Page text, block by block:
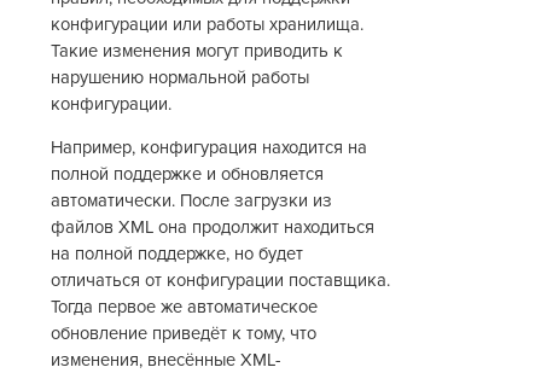
конфигурации или работы хранилища.
Такие изменения могут приводить к
нарушению нормальной работы
конфигурации.
Например, конфигурация находится на
полной поддержке и обновляется
автоматически. После загрузки из
файлов XML она продолжит находиться
на полной поддержке, но будет
отличаться от конфигурации поставщика.
Тогда первое же автоматическое
обновление приведёт к тому, что
изменения, внесённые XML-